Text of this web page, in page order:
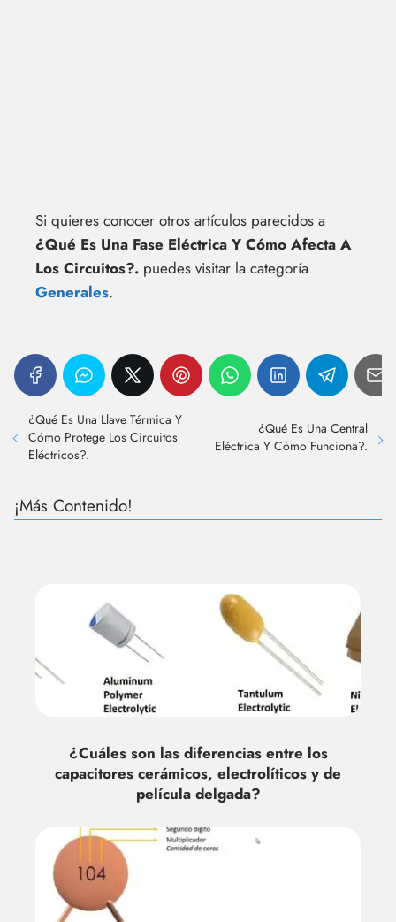
Si quieres conocer otros artículos parecidos a
¿Qué Es Una Fase Eléctrica Y Cómo Afecta A
Los Circuitos?. puedes visitar la categoría
Generales.
¿Qué Es Una Llave Térmica Y
Cómo Protege Los Circuitos
Eléctricos?.
¿Qué Es Una Central
Eléctrica Y Cómo Funciona?.
¡Más Contenido!
¿Cuáles son las diferencias entre los
capacitores cerámicos, electrolíticos y de
película delgada?